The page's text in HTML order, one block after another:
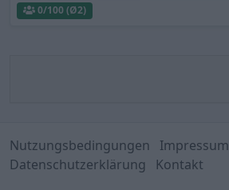
0/100 (Ø2)
Nutzungsbedingungen
Impressum
Datenschutzerklärung
Kontakt